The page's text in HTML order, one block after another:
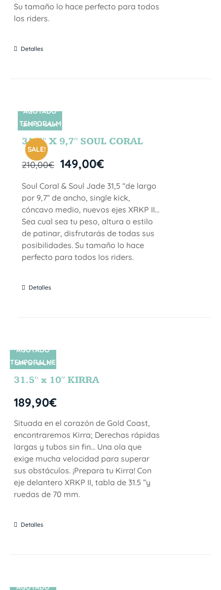
Su tamaño lo hace perfecto para todos
los riders.
Detalles
SIN STOCK
SALE!
AGOTADO
TEMPORALM
ENTE
31,5″ X 9,7″ SOUL CORAL
210,00€ 149,00€
Soul Coral & Soul Jade 31,5 “de largo
por 9,7” de ancho, single kick,
cóncavo medio, nuevos ejes XRKP II...
Sea cual sea tu peso, altura o estilo
de patinar, disfrutarás de todas sus
posibilidades. Su tamaño lo hace
perfecto para todos los riders.
Detalles
SIN STOCK
AGOTADO
TEMPORALME
NTE
31.5″ x 10″ KIRRA
189,90€
Situada en el corazón de Gold Coast,
encontraremos Kirra; Derechas rápidas
largas y tubos sin fin… Una ola que
exige mucha velocidad para superar
sus obstáculos. ¡Prepara tu Kirra! Con
eje delantero XRKP II, tabla de 31.5 ”y
ruedas de 70 mm.
Detalles
AGOTADO